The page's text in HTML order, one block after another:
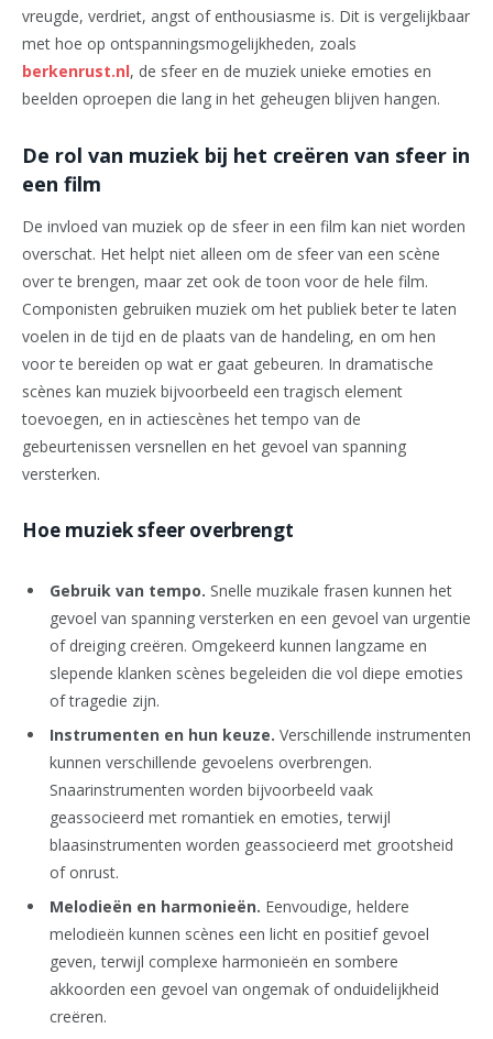
vreugde, verdriet, angst of enthousiasme is. Dit is vergelijkbaar
met hoe op ontspanningsmogelijkheden, zoals
berkenrust.nl, de sfeer en de muziek unieke emoties en
beelden oproepen die lang in het geheugen blijven hangen.
De rol van muziek bij het creëren van sfeer in
een film
De invloed van muziek op de sfeer in een film kan niet worden
overschat. Het helpt niet alleen om de sfeer van een scène
over te brengen, maar zet ook de toon voor de hele film.
Componisten gebruiken muziek om het publiek beter te laten
voelen in de tijd en de plaats van de handeling, en om hen
voor te bereiden op wat er gaat gebeuren. In dramatische
scènes kan muziek bijvoorbeeld een tragisch element
toevoegen, en in actiescènes het tempo van de
gebeurtenissen versnellen en het gevoel van spanning
versterken.
Hoe muziek sfeer overbrengt
Gebruik van tempo. Snelle muzikale frasen kunnen het
gevoel van spanning versterken en een gevoel van urgentie
of dreiging creëren. Omgekeerd kunnen langzame en
slepende klanken scènes begeleiden die vol diepe emoties
of tragedie zijn.
Instrumenten en hun keuze. Verschillende instrumenten
kunnen verschillende gevoelens overbrengen.
Snaarinstrumenten worden bijvoorbeeld vaak
geassocieerd met romantiek en emoties, terwijl
blaasinstrumenten worden geassocieerd met grootsheid
of onrust.
Melodieën en harmonieën. Eenvoudige, heldere
melodieën kunnen scènes een licht en positief gevoel
geven, terwijl complexe harmonieën en sombere
akkoorden een gevoel van ongemak of onduidelijkheid
creëren.